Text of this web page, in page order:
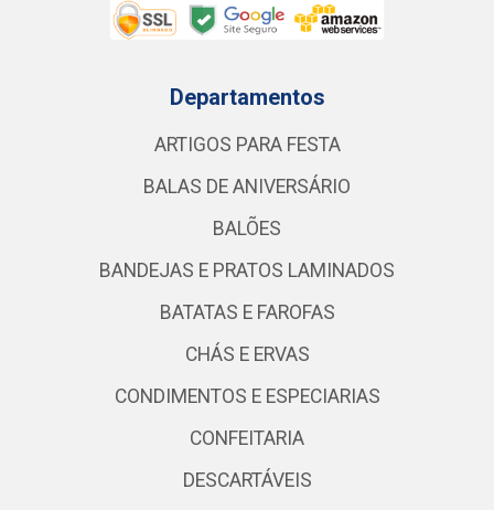
Departamentos
ARTIGOS PARA FESTA
BALAS DE ANIVERSÁRIO
BALÕES
BANDEJAS E PRATOS LAMINADOS
BATATAS E FAROFAS
CHÁS E ERVAS
CONDIMENTOS E ESPECIARIAS
CONFEITARIA
DESCARTÁVEIS